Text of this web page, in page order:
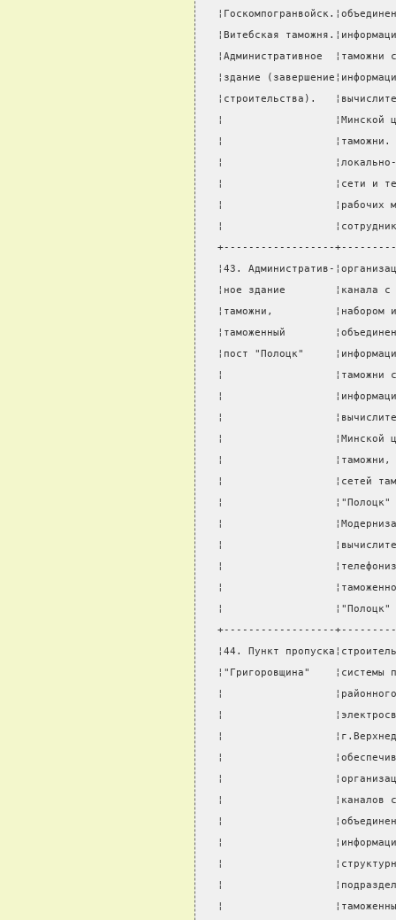
¦Витебская
¦Административное
¦здание
¦строительства).
¦                  ¦Минской
¦                  ¦таможни.
¦
¦                  ¦сети и
¦
¦
+------------------
¦43. Административ-
¦ное здание
¦таможни,
¦таможенный
¦пост "Полоцк"
¦
¦
¦
¦                  ¦Минской
¦                  ¦таможни,
¦                  ¦сетей
¦
¦
¦
¦
¦
¦
+------------------
¦44. Пункт
¦"Григоровщина"
¦
¦
¦
¦
¦
¦
¦
¦
¦
¦
¦